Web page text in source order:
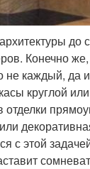
Конечно же,
каждый, да и
круглой
с этой